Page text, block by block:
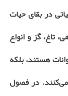
در بقای حیات
تاغ، گز و انواع
هستند، بلکه
در فصول